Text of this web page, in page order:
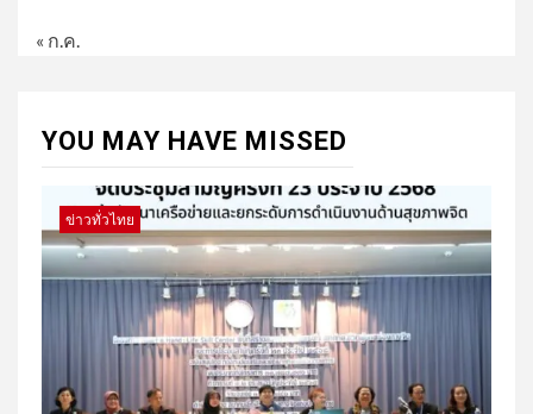
« ก.ค.
YOU MAY HAVE MISSED
ข่าวทั่วไทย